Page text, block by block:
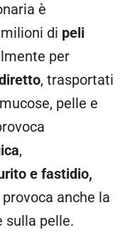
è
di peli
per
, trasportati
pelle e
,
e fastidio,
anche la
sulla pelle.